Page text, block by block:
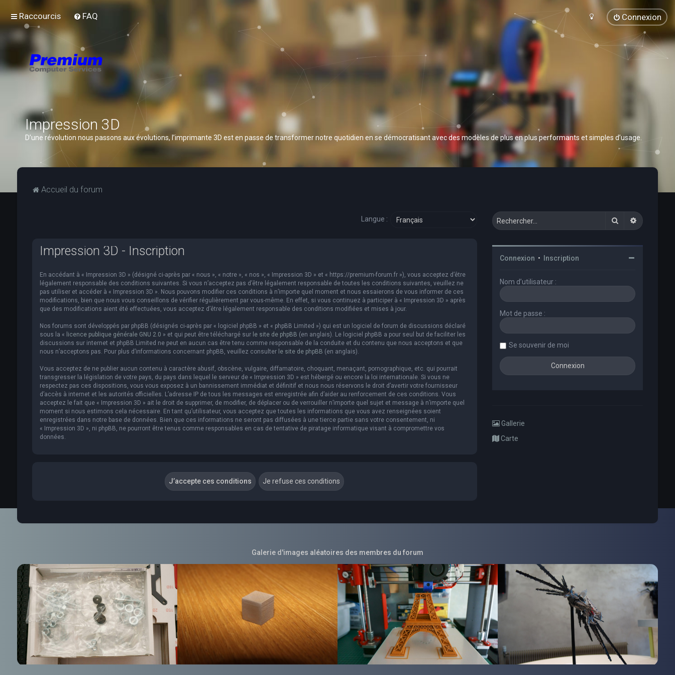
Raccourcis FAQ Connexion
Impression 3D
D’une révolution nous passons aux évolutions, l’imprimante 3D est en passe de transformer notre quotidien en se démocratisant avec des modèles de plus en plus performants et simples d’usage.
Accueil du forum
Langue :
Impression 3D - Inscription
En accédant à « Impression 3D » (désigné ci-après par « nous », « notre », « nos », « Impression 3D » et « https://premium-forum.fr »), vous acceptez d’être
légalement responsable des conditions suivantes. Si vous n’acceptez pas d’être légalement responsable de toutes les conditions suivantes, veuillez ne
pas utiliser et accéder à « Impression 3D ». Nous pouvons modifier ces conditions à n’importe quel moment et nous essaierons de vous informer de ces
modifications, bien que nous vous conseillons de vérifier régulièrement par vous-même. En effet, si vous continuez à participer à « Impression 3D » après
que des modifications aient été effectuées, vous acceptez d’être légalement responsable des conditions modifiées et mises à jour.
Nos forums sont développés par phpBB (désignés ci-après par « logiciel phpBB » et « phpBB Limited ») qui est un logiciel de forum de discussions déclaré
sous la « licence publique générale GNU 2.0 » et qui peut être téléchargé sur le site de phpBB (en anglais). Le logiciel phpBB a pour seul but de faciliter les
discussions sur internet et phpBB Limited ne peut en aucun cas être tenu comme responsable de la conduite et du contenu que nous acceptons et que
nous n’acceptons pas. Pour plus d’informations concernant phpBB, veuillez consulter le site de phpBB (en anglais).
Vous acceptez de ne publier aucun contenu à caractère abusif, obscène, vulgaire, diffamatoire, choquant, menaçant, pornographique, etc. qui pourrait
transgresser la législation de votre pays, du pays dans lequel le serveur de « Impression 3D » est hébergé ou encore la loi internationale. Si vous ne
respectez pas ces dispositions, vous vous exposez à un bannissement immédiat et définitif et nous nous réservons le droit d’avertir votre fournisseur
d’accès à internet et les autorités officielles. L’adresse IP de tous les messages est enregistrée afin d’aider au renforcement de ces conditions. Vous
acceptez le fait que « Impression 3D » ait le droit de supprimer, de modifier, de déplacer ou de verrouiller n’importe quel sujet et message à n’importe quel
moment si nous estimons cela nécessaire. En tant qu’utilisateur, vous acceptez que toutes les informations que vous avez renseignées soient
enregistrées dans notre base de données. Bien que ces informations ne seront pas diffusées à une tierce partie sans votre consentement, ni
« Impression 3D », ni phpBB, ne pourront être tenus comme responsables en cas de tentative de piratage informatique visant à compromettre vos
données.
Rechercher
Connexion • Inscription
Nom d’utilisateur :
Mot de passe :
Se souvenir de moi
Gallerie
Carte
Galerie d'images aléatoires des membres du forum